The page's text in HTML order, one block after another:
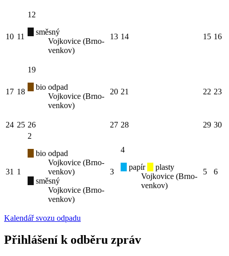
10 11
12
směsný
Vojkovice (Brno-
venkov)
13 14 15 16
17 18
19
bio odpad
Vojkovice (Brno-
venkov)
20 21 22 23
24 25 26 27 28 29 30
31 1
2
bio odpad
Vojkovice (Brno-
venkov)
směsný
Vojkovice (Brno-
venkov)
3
4
papír
plasty
Vojkovice (Brno-
venkov)
5 6
Kalendář svozu odpadu
Přihlášení k odběru zpráv